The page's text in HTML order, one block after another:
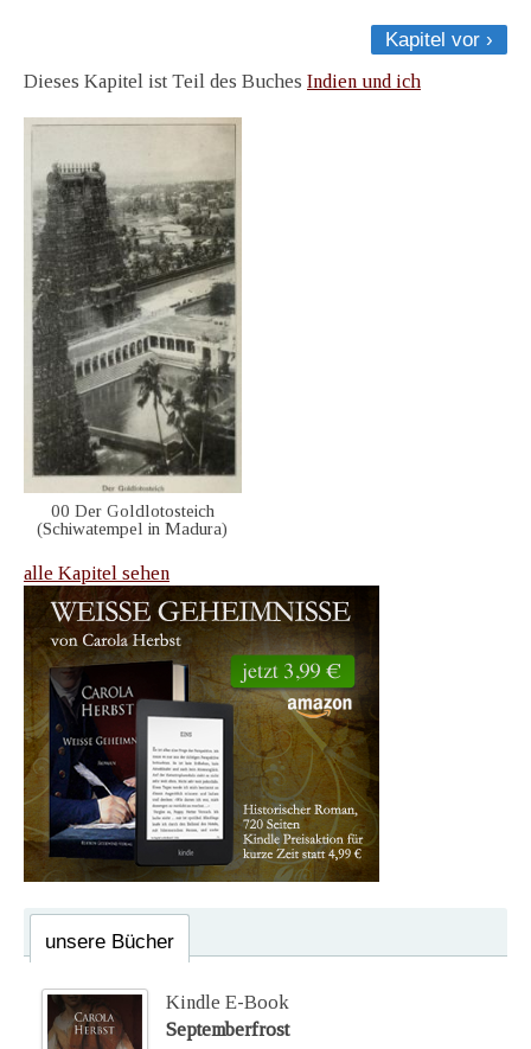
Kapitel vor ›
Dieses Kapitel ist Teil des Buches Indien und ich
00 Der Goldlotosteich
(Schiwatempel in Madura)
alle Kapitel sehen
unsere Bücher
Kindle E-Book
Septemberfrost